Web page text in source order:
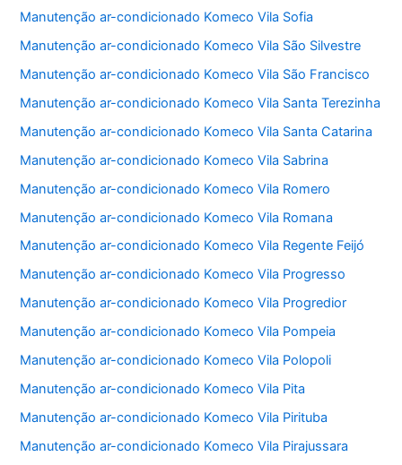
Manutenção ar-condicionado Komeco Vila Sofia
Manutenção ar-condicionado Komeco Vila São Silvestre
Manutenção ar-condicionado Komeco Vila São Francisco
Manutenção ar-condicionado Komeco Vila Santa Terezinha
Manutenção ar-condicionado Komeco Vila Santa Catarina
Manutenção ar-condicionado Komeco Vila Sabrina
Manutenção ar-condicionado Komeco Vila Romero
Manutenção ar-condicionado Komeco Vila Romana
Manutenção ar-condicionado Komeco Vila Regente Feijó
Manutenção ar-condicionado Komeco Vila Progresso
Manutenção ar-condicionado Komeco Vila Progredior
Manutenção ar-condicionado Komeco Vila Pompeia
Manutenção ar-condicionado Komeco Vila Polopoli
Manutenção ar-condicionado Komeco Vila Pita
Manutenção ar-condicionado Komeco Vila Pirituba
Manutenção ar-condicionado Komeco Vila Pirajussara